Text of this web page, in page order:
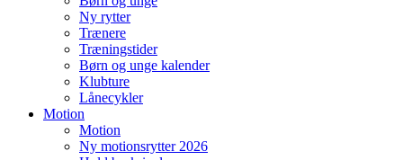
Ny rytter
Trænere
Træningstider
Børn og unge kalender
Klubture
Lånecykler
Motion
Motion
Ny motionsrytter 2026